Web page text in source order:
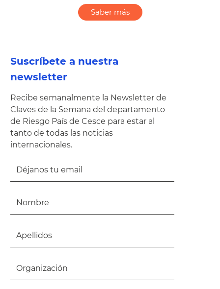
Saber más
Suscríbete a nuestra
newsletter
Recibe semanalmente la Newsletter de
Claves de la Semana del departamento
de Riesgo País de Cesce para estar al
tanto de todas las noticias
internacionales.